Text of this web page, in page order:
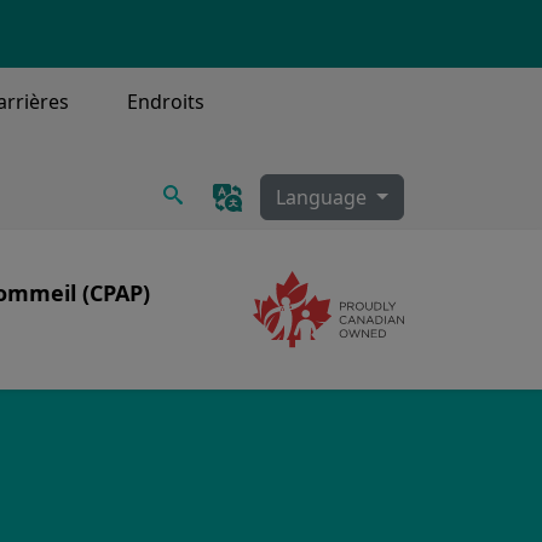
Endroits
RechercheLanguage
(CPAP)